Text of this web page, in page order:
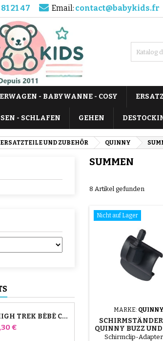
21 47 Email: contact@babykids.fr
- BABYWANNE - COSY
- SCHLAFEN GEHEN
ERSATZTEILE UND ZUBEHÖR QUINNY
HIGH TREK BÉBÉ CONFORT SCHLAUCH
€
SUMMEN
8 Artikel gefunden
Nicht auf Lager
MARKE: QUINNY
QUINNY BUZZ
XTRA
Schirmclip-